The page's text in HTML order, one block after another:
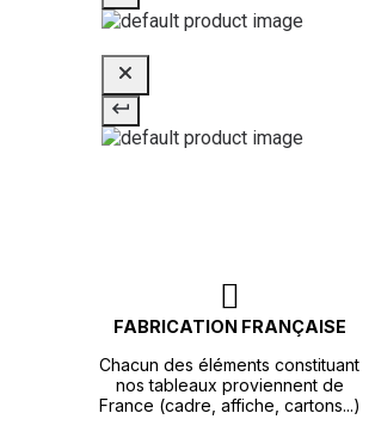
FABRICATION FRANÇAISE
Chacun des éléments constituant
nos tableaux proviennent de
France (cadre, affiche, cartons...)